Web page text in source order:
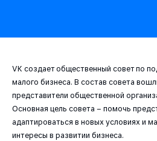
VK создает общественный совет по
малого бизнеса. В состав совета
представители общественной
Основная цель совета – помочь
адаптироваться в новых условиях и
интересы в развитии бизнеса.